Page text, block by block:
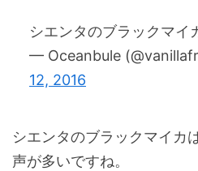
シエンタのブラックマイ
— Oceanbule
12, 2016
シエンタのブラックマイカ
声が多いですね。